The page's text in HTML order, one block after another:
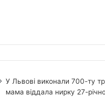
У Львові виконали 700-ту
мама віддала нирку 27-